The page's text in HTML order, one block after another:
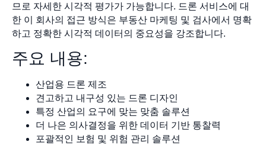
므로 자세한 시각적 평가가 가능합니다. 드론 서비스에 대
한 이 회사의 접근 방식은 부동산 마케팅 및 검사에서 명확
하고 정확한 시각적 데이터의 중요성을 강조합니다.
주요 내용:
산업용 드론 제조
견고하고 내구성 있는 드론 디자인
특정 산업의 요구에 맞는 맞춤 솔루션
더 나은 의사결정을 위한 데이터 기반 통찰력
포괄적인 보험 및 위험 관리 솔루션